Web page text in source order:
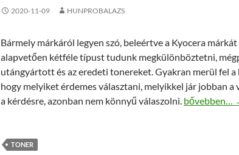
2020-11-09 HUNPROBALAZS
Bármely márkáról legyen szó, beleértve a Kyocera márkát
alapvetően kétféle típust tudunk megkülönböztetni,
utángyártott és az eredeti tonereket. Gyakran merül fel a
hogy melyiket érdemes választani, melyikkel jár jobban a
a kérdésre, azonban nem könnyű válaszolni. Kyocera
bővebben…
TONER